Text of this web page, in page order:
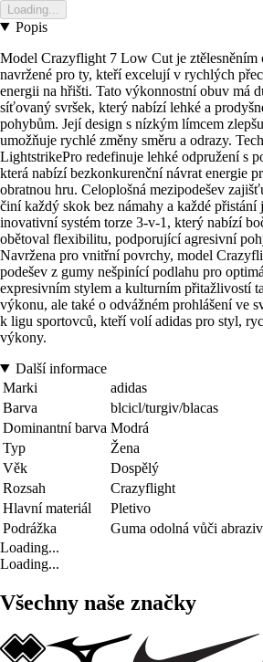
Loading...
Popis
Model Crazyflight 7 Low Cut je ztělesněním
navržené pro ty, kteří excelují v rychlých
energii na hřišti. Tato výkonnostní obuv má
síťovaný svršek, který nabízí lehké a
pohybům. Její design s nízkým límcem
umožňuje rychlé změny směru a odrazy.
LightstrikePro redefinuje lehké odpružení s
která nabízí bezkonkurenční návrat energie
obratnou hru. Celoplošná mezipodešev
činí každý skok bez námahy a každé přistání
inovativní systém torze 3-v-1, který nabízí
obětoval flexibilitu, podporující agresivní
Navržena pro vnitřní povrchy, model
podešev z gumy nešpinící podlahu pro
expresivním stylem a kulturním přitažlivostí
výkonu, ale také o odvážném prohlášení ve
k ligu sportovců, kteří volí adidas pro styl,
výkony.
Další informace
Marki
adidas
Barva
blcicl/turgiv/blacas
Dominantní barva Modrá
Typ
Žena
Věk
Dospělý
Rozsah
Crazyflight
Hlavní materiál
Pletivo
Podrážka
Guma odolná vůči
Loading...
Loading...
Všechny naše značky